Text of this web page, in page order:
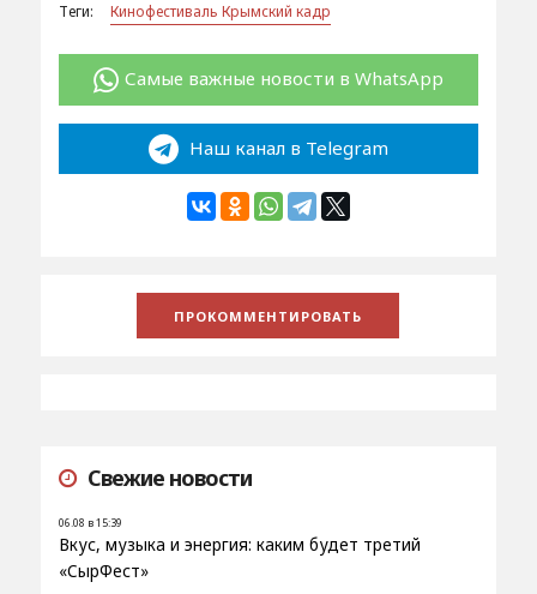
Теги: Кинофестиваль Крымский кадр
Самые важные новости в WhatsApp
Наш канал в Telegram
Свежие новости
06.08 в 15:39
Вкус, музыка и энергия: каким будет третий
«СырФест»